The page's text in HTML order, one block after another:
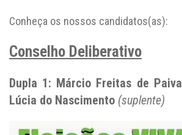
Conheça os nossos candidatos(as):
Conselho Deliberativo
Dupla 1: Márcio Freitas de Paiva
Lúcia do Nascimento (suplente)